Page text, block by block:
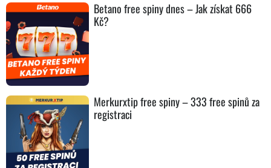
Betano free spiny dnes – Jak získat 666
Kč?
Merkurxtip free spiny – 333 free spinů za
registraci